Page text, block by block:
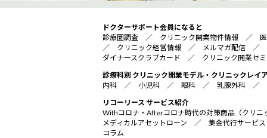
ドクターサポート会員になると
診療圏調査 ／ クリニック開業物件情報 ／
／ クリニック経営情報 ／ メルマガ配信 ／
ダイナースクラブカード ／ クリニック開業セ
診療科別 クリニック開業モデル・クリニックレイ
内科 ／ 小児科 ／ 眼科 ／ 乳腺外科 ／
リコーリース サービス紹介
Withコロナ・Afterコロナ時代の対策商品（クリニ
メディカルアセットローン ／ 集金代行サービス
コラム